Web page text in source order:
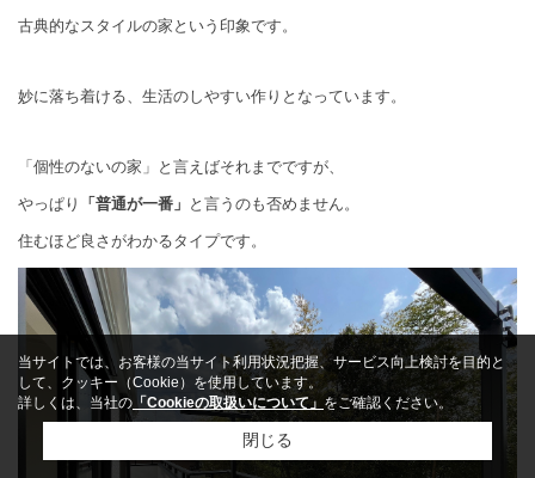
古典的なスタイルの家という印象です。
妙に落ち着ける、 生活のしやすい作りとなっています。
「個性のないの家」と言えばそれまでですが、
やっぱり 「普通が一番」 と言うのも否めません。
住むほど良さがわかるタイプです。
当サイトでは、お客様の当サイト利用状況把握、サービス向上検討を目的と
して、クッキー（Cookie）を使用しています。
詳しくは、当社の 「Cookieの取扱いについて」 をご確認ください。
閉じる